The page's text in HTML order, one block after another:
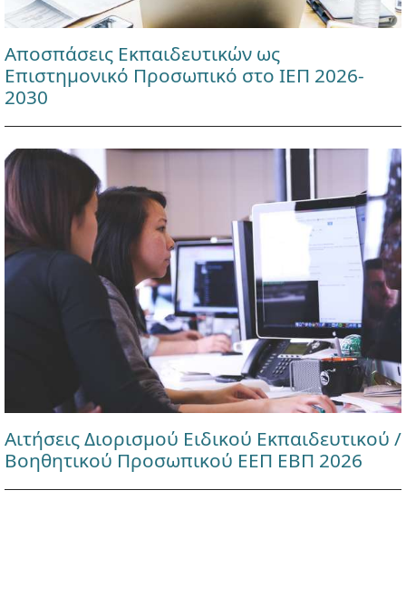
Αποσπάσεις Εκπαιδευτικών ως
Επιστημονικό Προσωπικό στο ΙΕΠ 2026-
2030
Αιτήσεις Διορισμού Ειδικού Εκπαιδευτικού /
Βοηθητικού Προσωπικού ΕΕΠ ΕΒΠ 2026